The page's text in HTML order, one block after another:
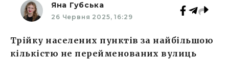
Яна Губська
26 Червня 2025, 16:29
Трійку населених пунктів за найбільшою
кількістю не перейменованих вулиць